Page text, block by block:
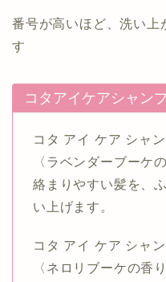
番号が高いほど、洗い上
す
コタアイケアシャン
コタ アイ ケア シャ
〈ラベンダーブーケ
絡まりやすい髪を、
い上げます。
コタ アイ ケア シャ
〈ネロリブーケの香り